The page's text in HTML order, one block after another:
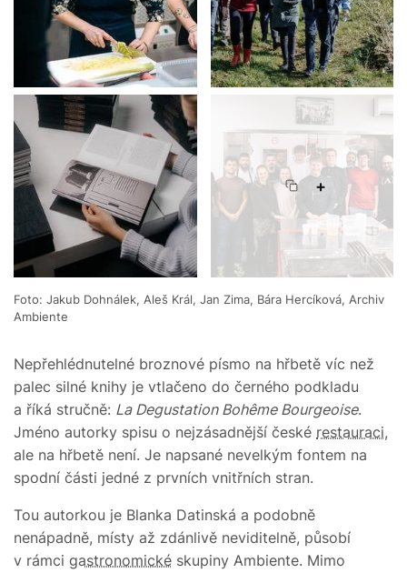
+
Foto: Jakub Dohnálek, Aleš Král, Jan Zima, Bára Hercíková, Archiv
Ambiente
Nepřehlédnutelné broznové písmo na hřbetě víc než
palec silné knihy je vtlačeno do černého podkladu
a říká stručně: La Degustation Bohême Bourgeoise.
Jméno autorky spisu o nejzásadnější české restauraci,
ale na hřbetě není. Je napsané nevelkým fontem na
spodní části jedné z prvních vnitřních stran.
Tou autorkou je Blanka Datinská a podobně
nenápadně, místy až zdánlivě neviditelně, působí
v rámci gastronomické skupiny Ambiente. Mimo